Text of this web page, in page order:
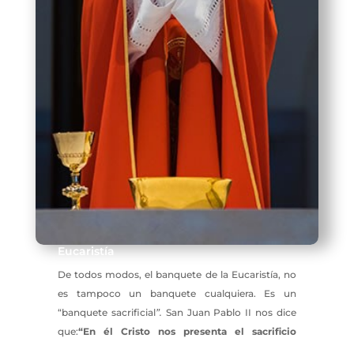
Eucaristía
De todos modos, el banquete de la Eucaristía, no
es tampoco un banquete cualquiera. Es un
“banquete sacrificial”. San Juan Pablo II nos dice
que:“En él Cristo nos presenta el sacrificio